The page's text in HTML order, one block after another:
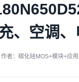
、空调
作者：